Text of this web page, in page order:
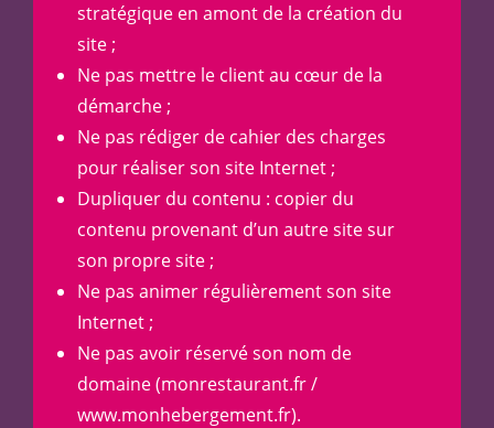
stratégique en amont de la création du
site ;
Ne pas mettre le client au cœur de la
démarche ;
Ne pas rédiger de cahier des charges
pour réaliser son site Internet ;
Dupliquer du contenu : copier du
contenu provenant d’un autre site sur
son propre site ;
Ne pas animer régulièrement son site
Internet ;
Ne pas avoir réservé son nom de
domaine (monrestaurant.fr/
www.monhebergement.fr).